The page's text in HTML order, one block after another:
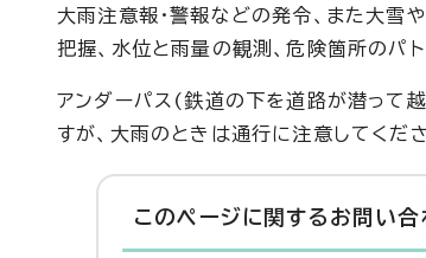
大雨注意報・警報などの発令、また大雪
把握、水位と雨量の観測、危険箇所のパ
アンダーパス(鉄道の下を道路が潜って
すが、大雨のときは通行に注意してくださ
このページに関する お問い合